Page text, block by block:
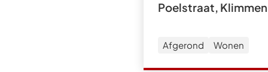
Poelstraat, Klimmen
Afgerond Wonen